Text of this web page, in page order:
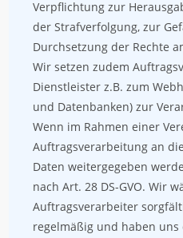
Verpflichtung zur
der Strafverfolgung, zur
Durchsetzung der Rechte
Wir setzen zudem
Dienstleister z.B. zum
und Datenbanken) zur
Wenn im Rahmen einer
Auftragsverarbeitung an
Daten weitergegeben
nach Art. 28 DS-GVO. Wir
Auftragsverarbeiter
regelmäßig und haben